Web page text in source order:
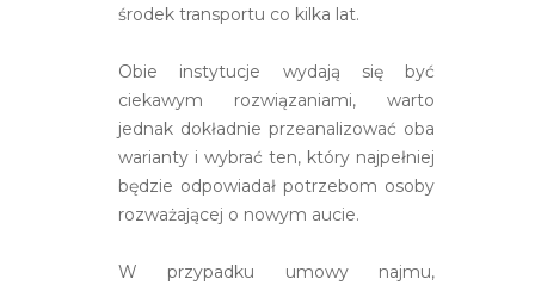
środek transportu co kilka lat.
Obie instytucje wydają się być
ciekawym rozwiązaniami, warto
jednak dokładnie przeanalizować oba
warianty i wybrać ten, który najpełniej
będzie odpowiadał potrzebom osoby
rozważającej o nowym aucie.
W przypadku umowy najmu,